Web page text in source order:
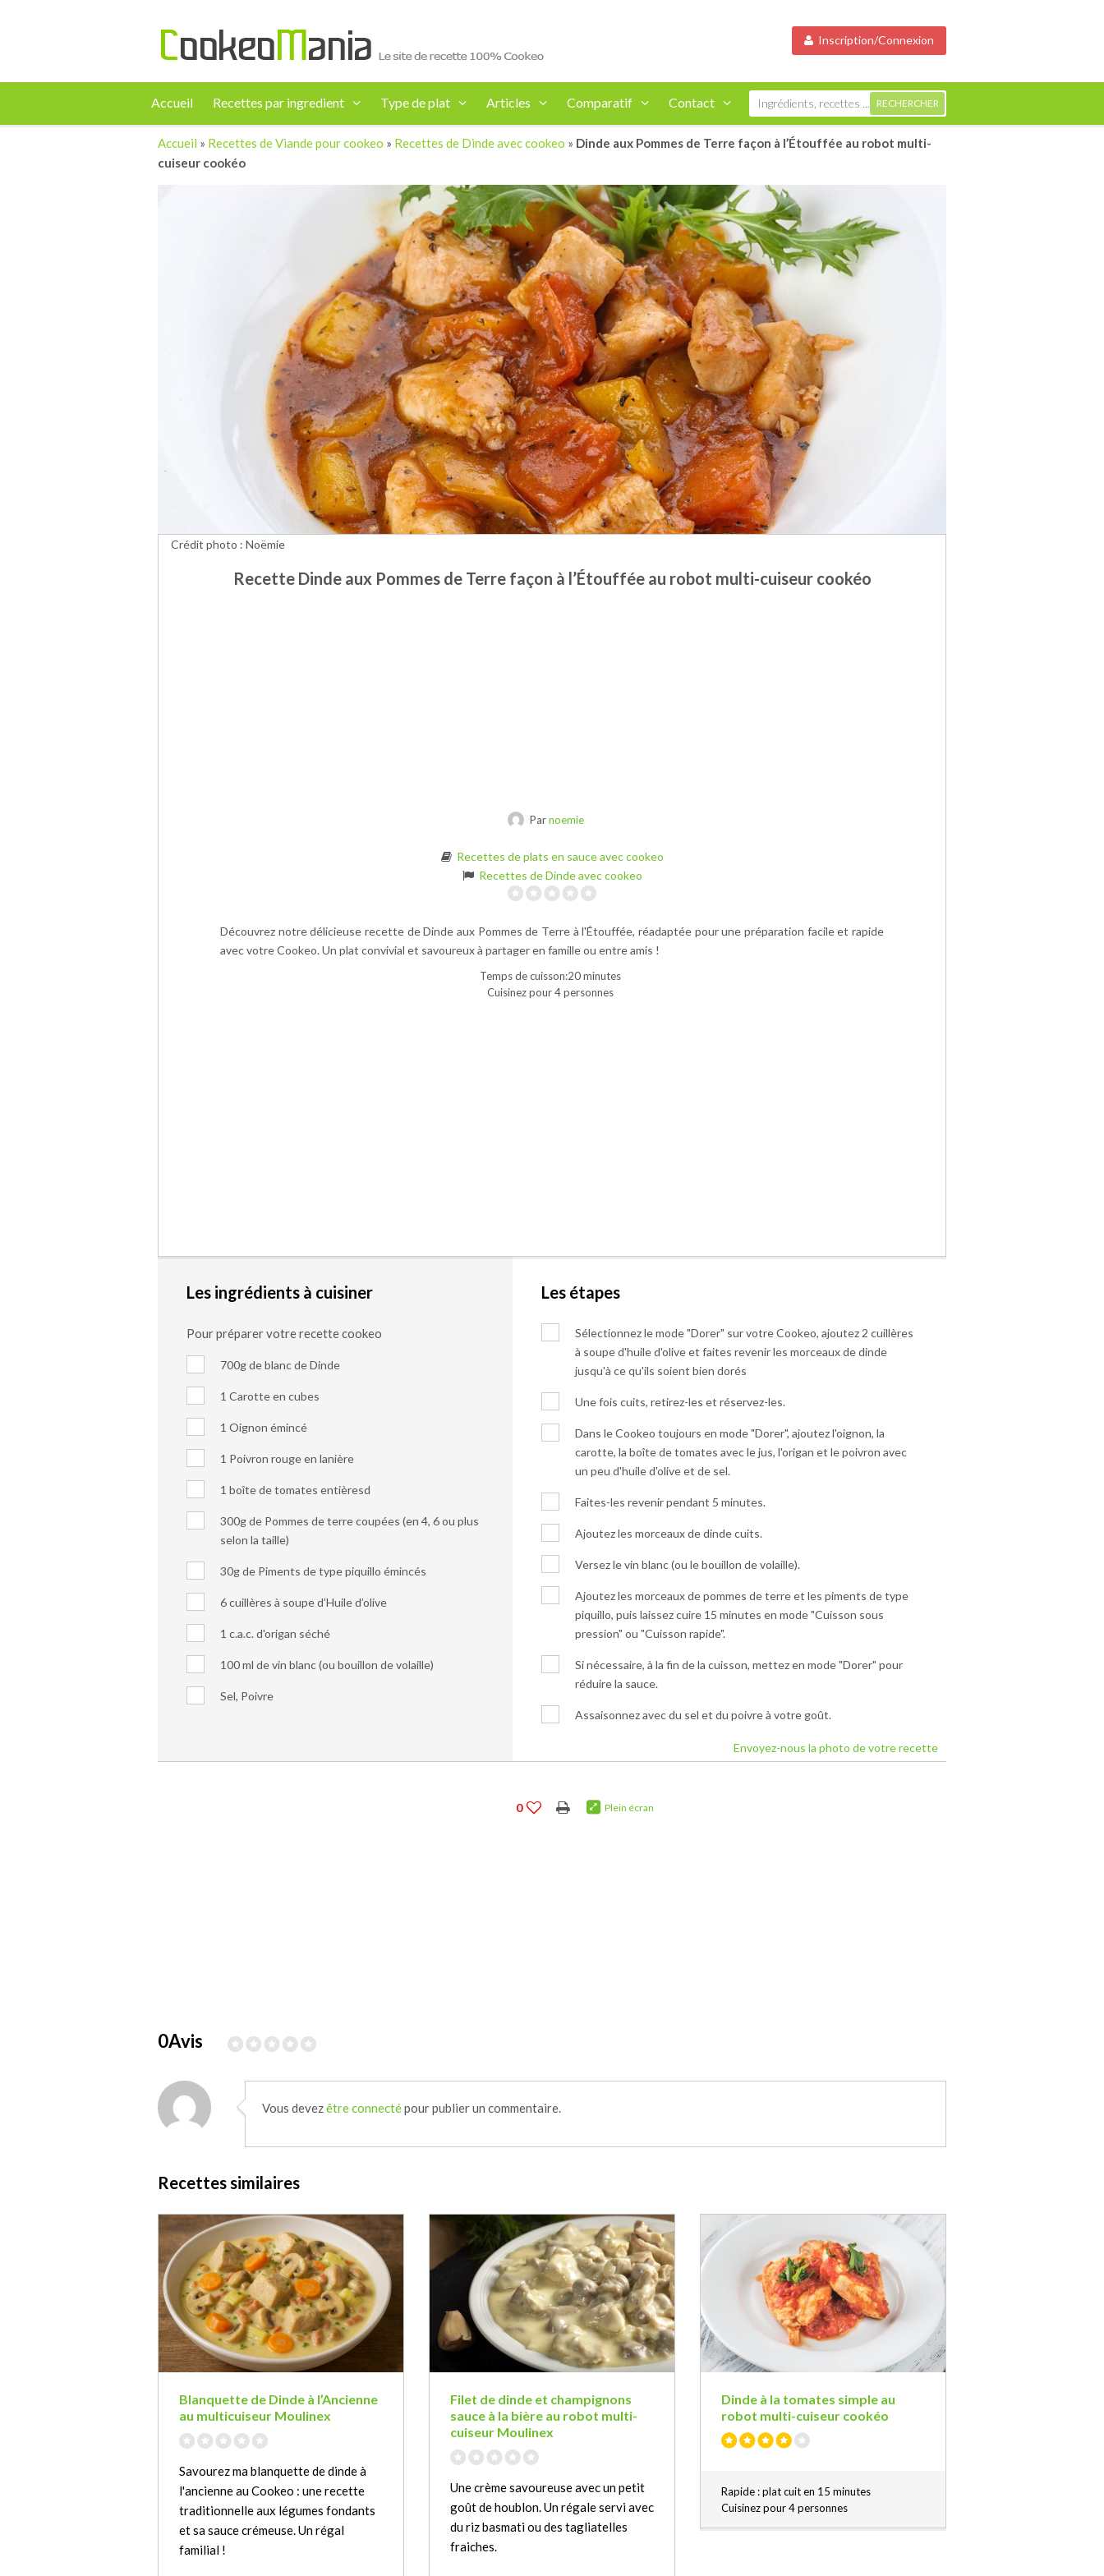
Inscription/Connexion
Accueil Recettes par ingredient Type de plat Articles Comparatif Contact
Accueil » Recettes de Viande pour cookeo » Recettes de Dinde avec cookeo » Dinde aux Pommes de Terre façon à l’Étouffée au robot multi-
cuiseur cookéo
Recette Dinde aux Pommes de Terre façon à l’Étouffée au robot multi-cuiseur cookéo
Parnoemie
Recettes de plats en sauce avec cookeo
Recettes de Dinde avec cookeo
Découvrez notre délicieuse recette de Dinde aux Pommes de Terre à l'Étouffée, réadaptée pour une préparation facile et rapide
avec votre Cookeo. Un plat convivial et savoureux à partager en famille ou entre amis !
Temps de cuisson:20 minutes
Cuisinez pour 4 personnes
Crédit photo : Noëmie
Les ingrédients à cuisiner
Pour préparer votre recette cookeo
700g de blanc de Dinde
1 Carotte en cubes
1 Oignon émincé
1 Poivron rouge en lanière
1 boîte de tomates entièresd
300g de Pommes de terre coupées (en 4, 6 ou plus
selon la taille)
30g de Piments de type piquillo émincés
6 cuillères à soupe d’Huile d’olive
1 c.a.c. d'origan séché
100 ml de vin blanc (ou bouillon de volaille)
Sel, Poivre
Les étapes
Sélectionnez le mode "Dorer" sur votre Cookeo, ajoutez 2 cuillères
à soupe d'huile d'olive et faites revenir les morceaux de dinde
jusqu'à ce qu'ils soient bien dorés
Une fois cuits, retirez-les et réservez-les.
Dans le Cookeo toujours en mode "Dorer", ajoutez l'oignon, la
carotte, la boîte de tomates avec le jus, l'origan et le poivron avec
un peu d'huile d'olive et de sel.
Faites-les revenir pendant 5 minutes.
Ajoutez les morceaux de dinde cuits.
Versez le vin blanc (ou le bouillon de volaille).
Ajoutez les morceaux de pommes de terre et les piments de type
piquillo, puis laissez cuire 15 minutes en mode "Cuisson sous
pression" ou "Cuisson rapide".
Si nécessaire, à la fin de la cuisson, mettez en mode "Dorer" pour
réduire la sauce.
Assaisonnez avec du sel et du poivre à votre goût.
Envoyez-nous la photo de votre recette
0 Plein écran
0Avis
Vous devezêtre connectépour publier un commentaire.
Recettes similaires
Blanquette de Dinde à l’Ancienne
au multicuiseur Moulinex
Savourez ma blanquette de dinde à
l'ancienne au Cookeo : une recette
traditionnelle aux légumes fondants
et sa sauce crémeuse. Un régal
familial !
Filet de dinde et champignons
sauce à la bière au robot multi-
cuiseur Moulinex
Une crème savoureuse avec un petit
goût de houblon. Un régale servi avec
du riz basmati ou des tagliatelles
fraiches.
Dinde à la tomates simple au
robot multi-cuiseur cookéo
Rapide : plat cuit en 15 minutes
Cuisinez pour 4 personnes